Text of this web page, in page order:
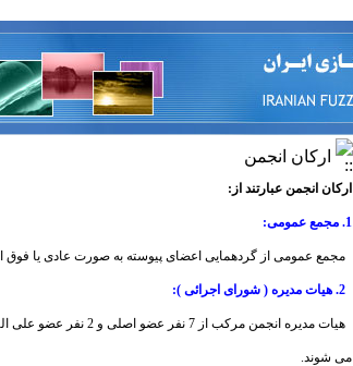
ارکان انجمن
ارکان انجمن عبارتند از:
1. مجمع عمومی:
مجمع عمومی از گردهمایی اعضای پیوسته به صورت عادی یا فوق
هیات مدیره انجمن مرکب از 7 نفر عضو اصلی و 2 نفر عضو علی البدل می باشد که هر دو سال یکبار با رای مخفی از میان اعضای پیوسته انجمن انتخاب
می شوند.